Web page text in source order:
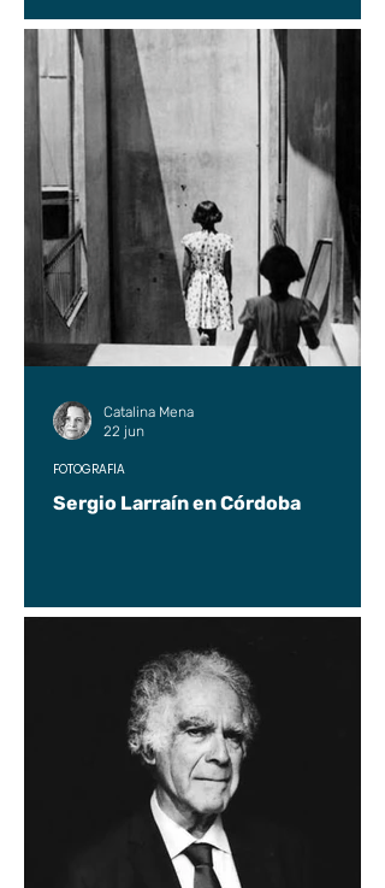
Sergio Larraín en Córdoba
FOTOGRAFÍA
Catalina Mena
22 jun